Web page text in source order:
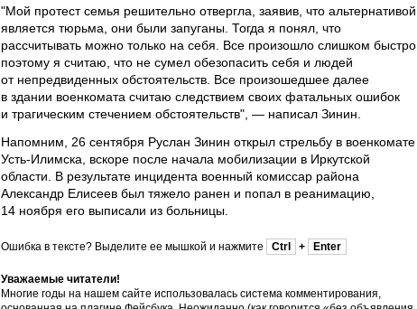
"Мой протест семья решительно отвергла, заявив, что альтернативой
является тюрьма, они были запуганы. Тогда я понял, что
рассчитывать можно только на себя. Все произошло слишком быстро,
поэтому я считаю, что не сумел обезопасить себя и людей
от непредвиденных обстоятельств. Все произошедшее далее
в здании военкомата считаю следствием своих фатальных ошибок
и трагическим стечением обстоятельств", — написал Зинин.
Напомним, 26 сентября Руслан Зинин открыл стрельбу в военкомате
Усть-Илимска, вскоре после начала мобилизации в Иркутской
области. В результате инцидента военный комиссар района
Александр Елисеев был тяжело ранен и попал в реанимацию,
14 ноября его выписали из больницы.
Ошибка в тексте? Выделите ее мышкой и нажмите Ctrl + Enter
Уважаемые читатели!
Многие годы на нашем сайте использовалась система комментирования,